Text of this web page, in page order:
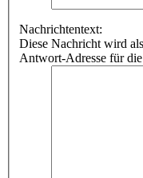
Nachrichtentext:
Diese Nachricht wird
Antwort-Adresse für